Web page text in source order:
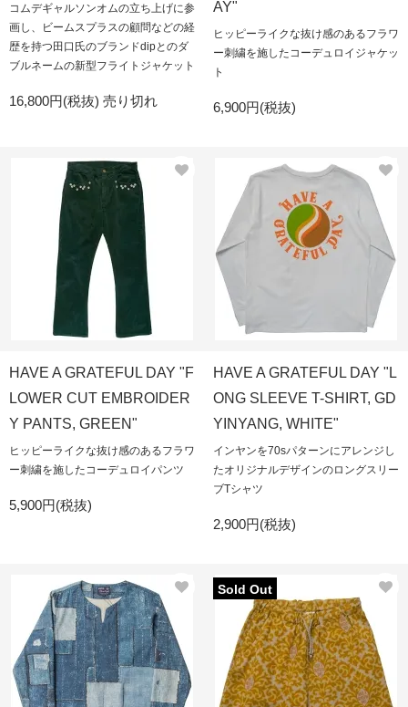
コムデギャルソンオムの立ち上げに参
画し、ビームスプラスの顧問などの経
歴を持つ田口氏のブランドdipとのダ
ブルネームの新型フライトジャケット
16,800円(税抜) 売り切れ
AY"
ヒッピーライクな抜け感のあるフラワ
ー刺繍を施したコーデュロイジャケッ
ト
6,900円(税抜)
HAVE A GRATEFUL DAY "F
LOWER CUT EMBROIDER
Y PANTS, GREEN"
ヒッピーライクな抜け感のあるフラワ
ー刺繍を施したコーデュロイパンツ
5,900円(税抜)
HAVE A GRATEFUL DAY "L
ONG SLEEVE T-SHIRT, GD
YINYANG, WHITE"
インヤンを70sパターンにアレンジし
たオリジナルデザインのロングスリー
ブTシャツ
2,900円(税抜)
Sold Out